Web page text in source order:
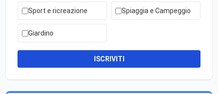
Sport e ricreazione Spiaggia e Campeggio
Giardino
ISCRIVITI